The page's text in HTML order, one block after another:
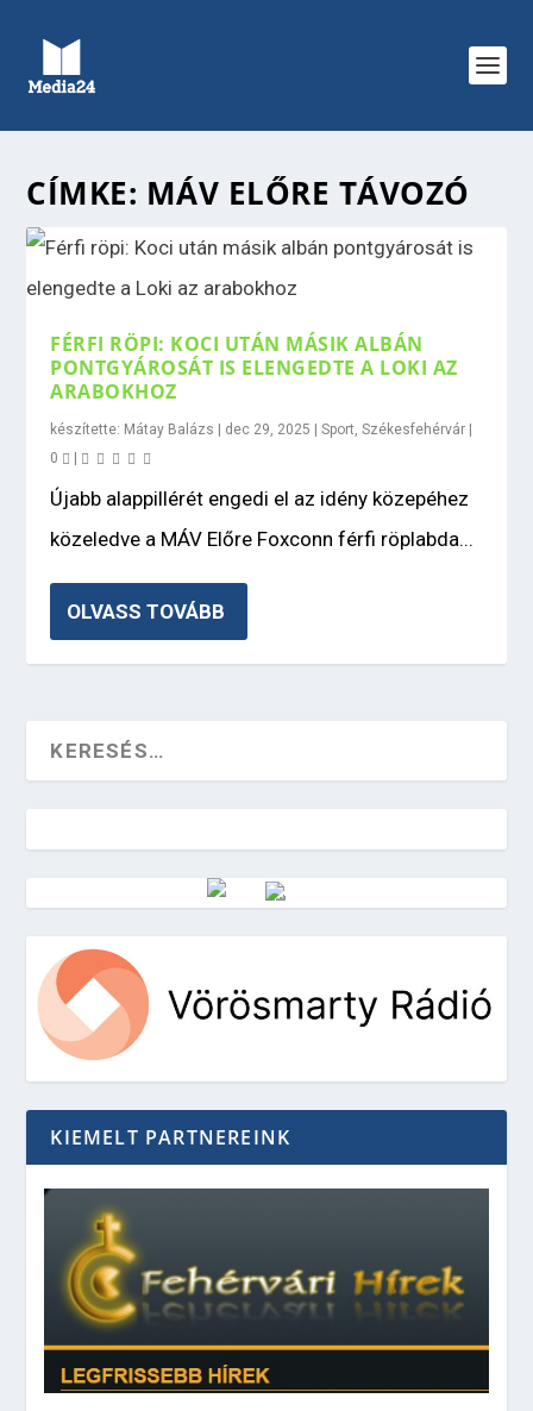
CÍMKE: MÁV ELŐRE TÁVOZÓ
FÉRFI RÖPI: KOCI UTÁN MÁSIK ALBÁN
PONTGYÁROSÁT IS ELENGEDTE A LOKI AZ
ARABOKHOZ
készítette: Mátay Balázs dec 29, 2025 |Sport,Székesfehérvár
0
Újabb alappillérét engedi el az idény közepéhez
közeledve a MÁV Előre Foxconn férfi röplabda...
OLVASS TOVÁBB
Vörösmarty Rádió
KIEMELT PARTNEREINK